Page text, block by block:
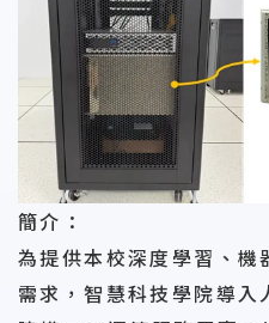
簡介：
為提供本校深度學習、機
需求，智慧科技學院導